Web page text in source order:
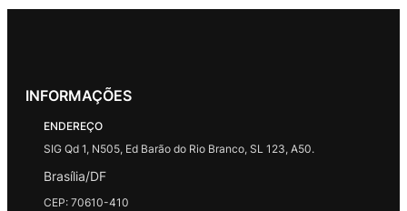
INFORMAÇÕES
ENDEREÇO
SIG Qd 1, N505, Ed Barão do Rio Branco, SL 123, A50.
Brasília/DF
CEP: 70610-410